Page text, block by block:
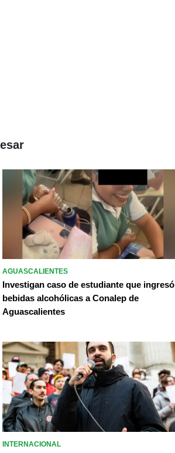
AGUASCALIENTES
Investigan caso de estudiante que ingresó
bebidas alcohólicas a Conalep de
Aguascalientes
INTERNACIONAL